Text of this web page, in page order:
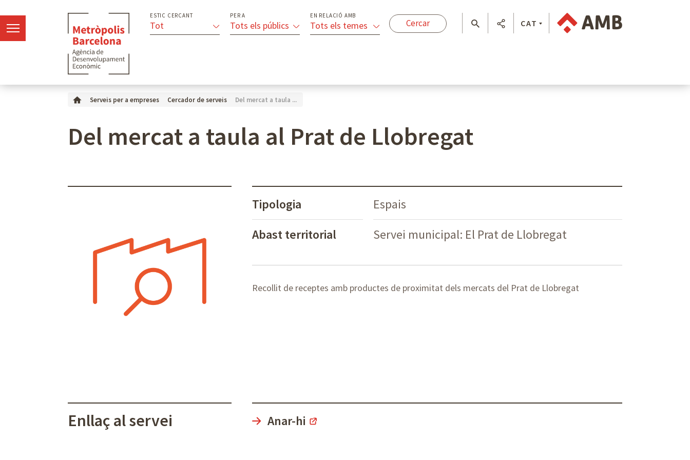
ESTIC CERCANT
Tot
PER A
Tots els públics
EN RELACIÓ AMB
Tots els temes CAT
Serveis per a empreses Cercador de serveis Del mercat a taula ...
Del mercat a taula al Prat de Llobregat
Tipologia
Espais
Abast territorial
Servei municipal: El Prat de Llobregat
Recollit de receptes amb productes de proximitat dels mercats del Prat de Llobregat
Enllaç al servei Anar-hi